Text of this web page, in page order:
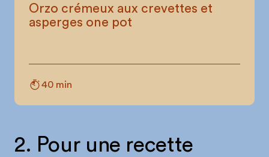
Orzo crémeux aux crevettes et
asperges one pot
40 min
2. Pour une recette